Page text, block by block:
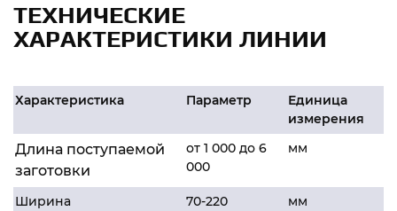
ТЕХНИЧЕСКИЕ
ХАРАКТЕРИСТИКИ ЛИНИИ
Характеристика Параметр
Единица
измерения
Длина поступаемой
заготовки
от 1 000 до 6
000
мм
Ширина
70-220 мм